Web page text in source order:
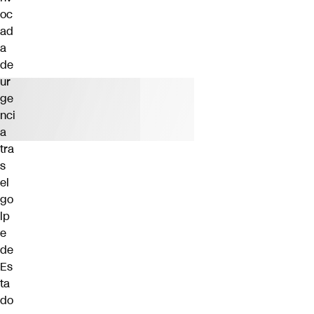
oc
ad
a
de
ur
ge
nci
a
tra
s
el
go
lp
e
de
Es
ta
do